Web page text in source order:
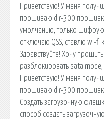
Приветствую! У меня
прошиваю dir-300
умолчанию, только шифрую
отключаю QSS, ставлю wi-fi
Здравствуйте! Хочу
разблокировать sata
Приветствую! У меня
прошиваю dir-300
Создать загрузочную
способ создать